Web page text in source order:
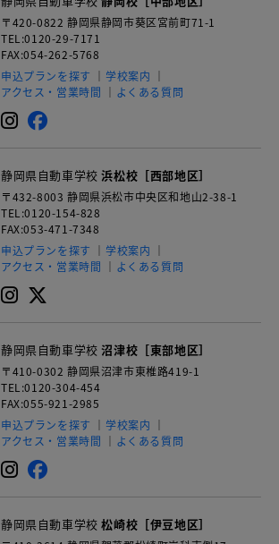
〒420-0822 静岡県静岡市葵区宮前町71-1
TEL:0120-29-7171
FAX:054-262-5768
申込プランを探す
学校案内
アクセス・営業時間
よくある質問
静岡県自動車学校浜松校［西部地区］
〒432-8003 静岡県浜松市中央区和地山2-38-1
TEL:0120-154-828
FAX:053-471-7348
申込プランを探す
学校案内
アクセス・営業時間
よくある質問
静岡県自動車学校沼津校［東部地区］
〒410-0302 静岡県沼津市東椎路419-1
TEL:0120-304-454
FAX:055-921-2985
申込プランを探す
学校案内
アクセス・営業時間
よくある質問
静岡県自動車学校松崎校［伊豆地区］